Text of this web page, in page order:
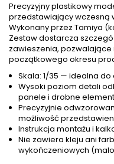
Precyzyjny plastikowy
przedstawiający wczesną
Wykonany przez Tamiya
Zestaw dostarcza
zawieszenia,
początkowego okresu
Skala: 1/35 — idealna
Wysoki poziom detali
panele i drobne
Precyzyjnie
możliwość
Instrukcja montażu i
Nie zawiera kleju ani
wykończeniowych